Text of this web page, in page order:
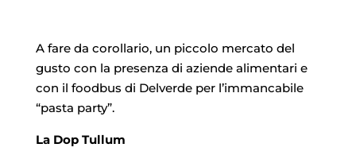
A fare da corollario, un piccolo mercato del
gusto con la presenza di aziende alimentari e
con il foodbus di Delverde per l’immancabile
“pasta party”.
La Dop Tullum